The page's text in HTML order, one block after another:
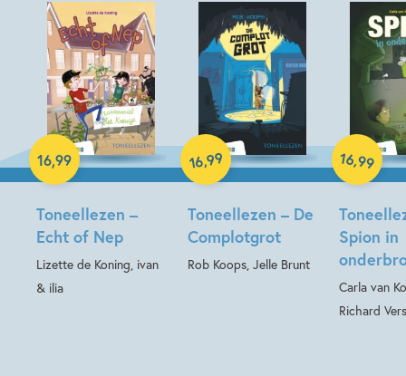
Toneellezen –
Echt of Nep
Lizette de Koning, ivan
& ilia
16,99
Hardcover
Toneellezen – De
Complotgrot
Rob Koops, Jelle Brunt
16,99
Hardcover
Spion in
Carla van
Richard
16,99
Hardcover